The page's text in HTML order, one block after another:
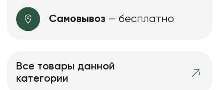
Самовывоз — бесплатно
Все товары данной
категории